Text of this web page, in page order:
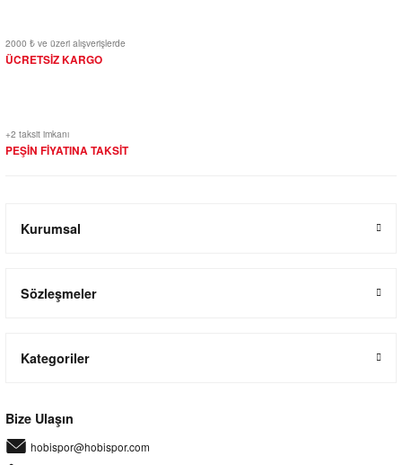
2000 ₺ ve üzeri alışverişlerde
ÜCRETSİZ KARGO
+2 taksit imkanı
PEŞİN FİYATINA TAKSİT
Kurumsal
Sözleşmeler
Kategoriler
Bize Ulaşın
hobispor@hobispor.com